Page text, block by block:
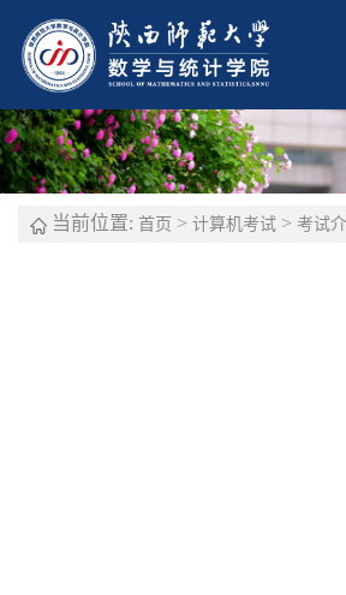
当前位置: 首页 > 计算机考试 > 考试